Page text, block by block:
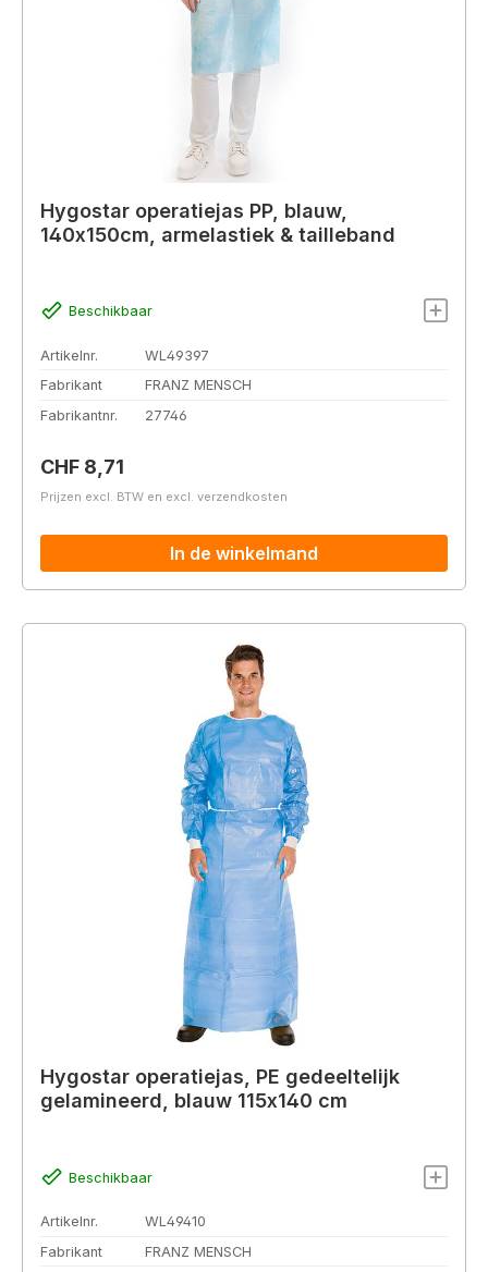
Hygostar operatiejas PP, blauw,
140x150cm, armelastiek & tailleband
Beschikbaar
Artikelnr.
WL49397
Fabrikant
FRANZ MENSCH
Fabrikantnr.
27746
Normale prijs:
CHF 8,71
Prijzen excl. BTW en excl. verzendkosten
In de winkelmand
Hygostar operatiejas, PE gedeeltelijk
gelamineerd, blauw 115x140 cm
Beschikbaar
Artikelnr.
WL49410
Fabrikant
FRANZ MENSCH